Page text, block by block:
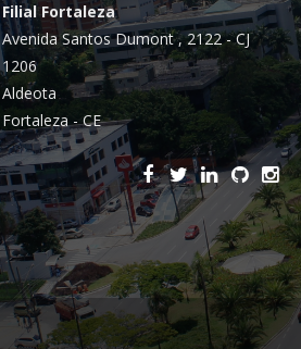
Sites e PWAs
Alexa Skills
Growth Hacking
IOT
Squad as a Service
Desenvolvimento Sob
Medida
Outsourcing
Filial Fortaleza
Avenida Santos Dumont , 2122 - CJ
1206
Aldeota
Fortaleza - CE